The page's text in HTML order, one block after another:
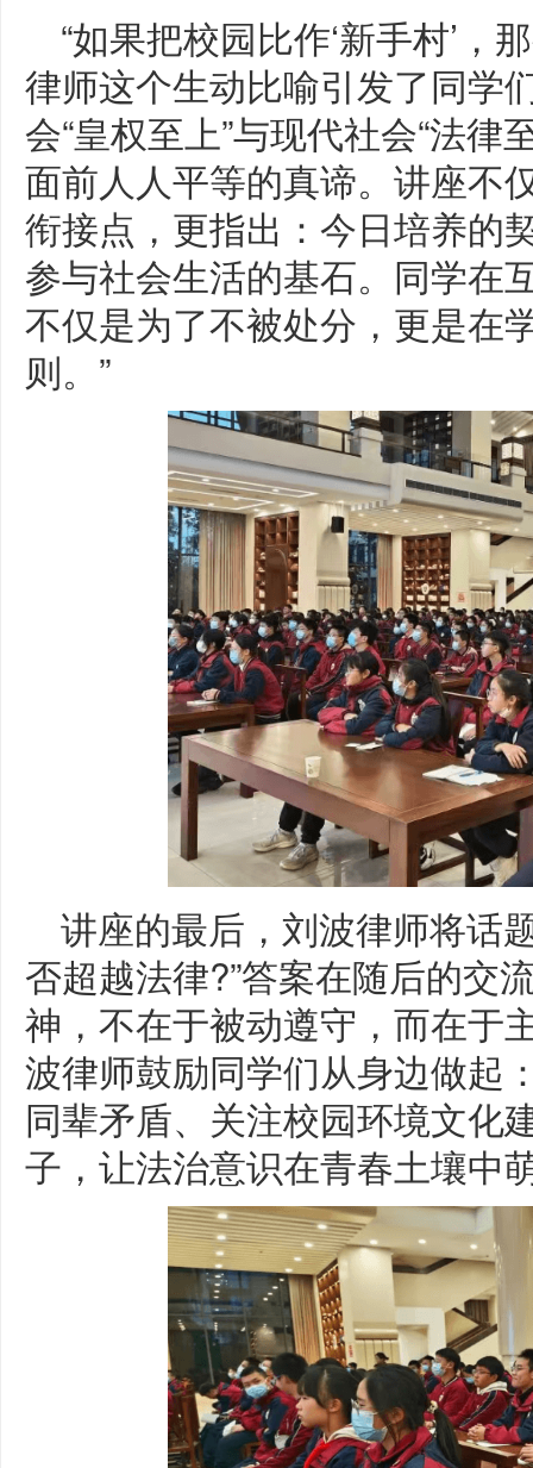
“如果把校园比作‘新手村’，
律师这个生动比喻引发了同学
会“皇权至上”与现代社会“法
面前人人平等的真谛。讲座不
衔接点，更指出：今日培养的
参与社会生活的基石。同学在
不仅是为了不被处分，更是在
则。”
讲座的最后，刘波律师将话
否超越法律?”答案在随后的
神，不在于被动遵守，而在于
波律师鼓励同学们从身边做起
同辈矛盾、关注校园环境文化
子，让法治意识在青春土壤中